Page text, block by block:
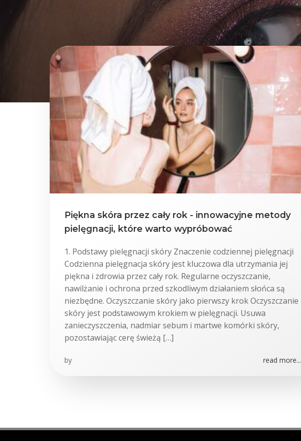
Piękna skóra przez cały rok - innowacyjne metody
pielęgnacji, które warto wypróbować
1. Podstawy pielęgnacji skóry Znaczenie codziennej pielęgnacji
Codzienna pielęgnacja skóry jest kluczowa dla utrzymania jej
piękna i zdrowia przez cały rok. Regularne oczyszczanie,
nawilżanie i ochrona przed szkodliwym działaniem słońca są
niezbędne. Oczyszczanie skóry jako pierwszy krok Oczyszczanie
skóry jest podstawowym krokiem w pielęgnacji. Usuwa
zanieczyszczenia, nadmiar sebum i martwe komórki skóry,
pozostawiając cerę świeżą […]
by read more...